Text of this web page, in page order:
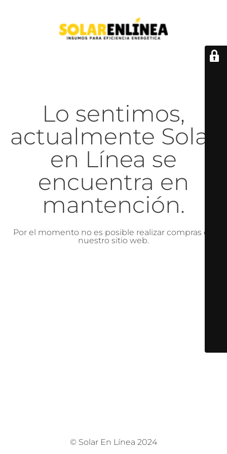
Lo sentimos,
actualmente Solar
en Línea se
encuentra en
mantención.
Por el momento no es posible realizar compras en
nuestro sitio web.
© Solar En Línea 2024